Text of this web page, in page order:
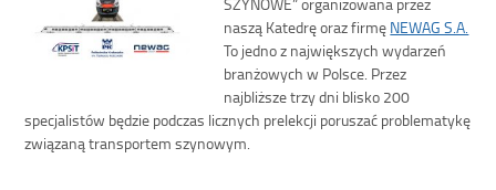
naszą Katedrę oraz firmę NEWAG S.A.
To jedno z największych wydarzeń
branżowych w Polsce. Przez
najbliższe trzy dni blisko 200
specjalistów będzie podczas licznych prelekcji poruszać problematykę
związaną transportem szynowym.